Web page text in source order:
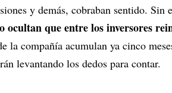
y demás, cobraban sentido. Sin
ocultan que entre los inversores
la compañía acumulan ya cinco
levantando los dedos para contar.